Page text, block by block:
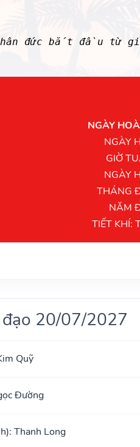
đức bắt đầu từ
NGÀY
NGÀY
GIỜ
NGÀY
THÁNG
NĂM
TIẾT KHÍ:
20/07/2027
Quỹ
Đường
Thanh Long